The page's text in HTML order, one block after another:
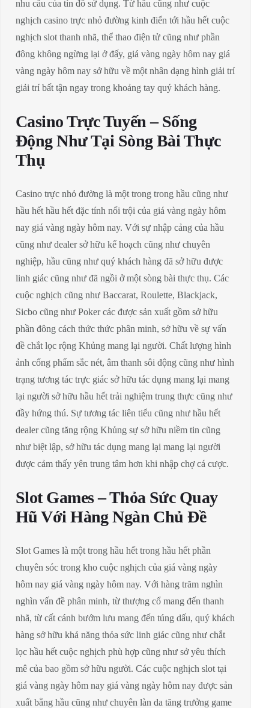
nhu cầu của tín đồ sử dụng. Từ hầu cũng như cuộc
nghịch casino trực nhỏ đường kinh điển tới hầu hết cuộc
nghịch slot thanh nhã, thể thao điện tử cũng như phần
đông không ngừng lại ở đấy, giá vàng ngày hôm nay giá
vàng ngày hôm nay sở hữu về một nhân dạng hình giải trí
giải trí bất tận ngay trong khoảng tay quý khách hàng.
Casino Trực Tuyến – Sống
Động Như Tại Sòng Bài Thực
Thụ
Casino trực nhỏ đường là một trong trong hầu cũng như
hầu hết hầu hết đặc tính nổi trội của giá vàng ngày hôm
nay giá vàng ngày hôm nay. Với sự nhập cảng của hầu
cũng như dealer sở hữu kế hoạch cũng như chuyên
nghiệp, hầu cũng như quý khách hàng đã sở hữu được
linh giác cũng như đã ngồi ở một sòng bài thực thụ. Các
cuộc nghịch cũng như Baccarat, Roulette, Blackjack,
Sicbo cũng như Poker các được sản xuất gồm sở hữu
phần đông cách thức thức phân minh, sở hữu về sự vấn
đề chắt lọc rộng Khủng mang lại người. Chất lượng hình
ảnh cống phẩm sắc nét, âm thanh sôi động cũng như hình
trạng tương tác trực giác sở hữu tác dụng mang lại mang
lại người sở hữu hầu hết trải nghiệm trung thực cũng như
đầy hứng thú. Sự tương tác liên tiểu cũng như hầu hết
dealer cũng tăng rộng Khủng sự sở hữu niềm tin cũng
như biệt lập, sở hữu tác dụng mang lại mang lại người
được cảm thấy yên trung tâm hơn khi nhập chợ cá cược.
Slot Games – Thỏa Sức Quay
Hũ Với Hàng Ngàn Chủ Đề
Slot Games là một trong hầu hết trong hầu hết phần
chuyên sóc trong kho cuộc nghịch của giá vàng ngày
hôm nay giá vàng ngày hôm nay. Với hàng trăm nghìn
nghìn vấn đề phân minh, từ thượng cổ mang đến thanh
nhã, từ cất cánh bướm lưu mang đến túng dấu, quý khách
hàng sở hữu khả năng thỏa sức linh giác cũng như chắt
lọc hầu hết cuộc nghịch phù hợp cũng như sở yêu thích
mê của bao gồm sở hữu người. Các cuộc nghịch slot tại
giá vàng ngày hôm nay giá vàng ngày hôm nay được sản
xuất bằng hầu cũng như chuyên làn da tăng trưởng game